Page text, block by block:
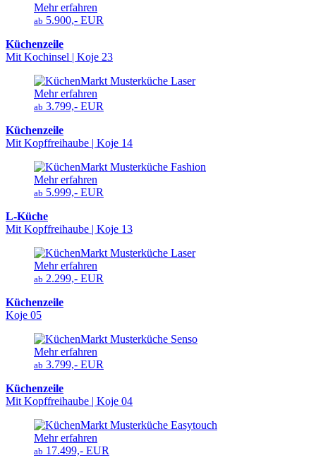
Mehr erfahren
ab 5.900,- EUR
Küchenzeile
Mit Kochinsel | Koje 23
Mehr erfahren
ab 3.799,- EUR
Küchenzeile
Mit Kopffreihaube | Koje 14
Mehr erfahren
ab 5.999,- EUR
L-Küche
Mit Kopffreihaube | Koje 13
Mehr erfahren
ab 2.299,- EUR
Küchenzeile
Koje 05
Mehr erfahren
ab 3.799,- EUR
Küchenzeile
Mit Kopffreihaube | Koje 04
Mehr erfahren
ab 17.499,- EUR